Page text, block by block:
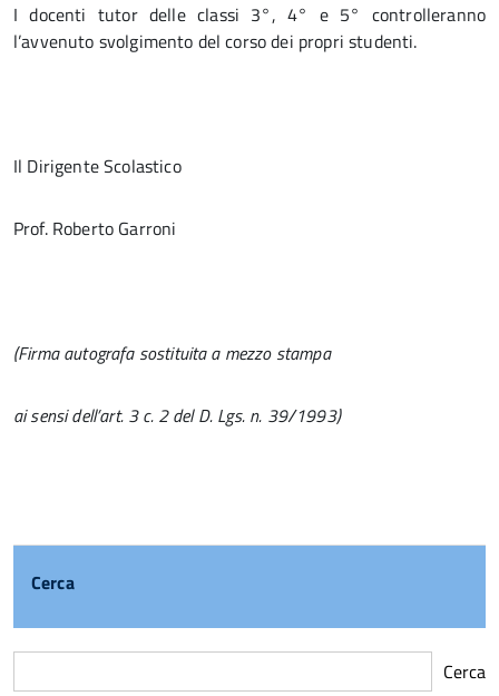
I docenti tutor delle classi 3°, 4° e 5° controlleranno
l’avvenuto svolgimento del corso dei propri studenti.
Il Dirigente Scolastico
Prof. Roberto Garroni
(Firma autografa sostituita a mezzo stampa
ai sensi dell’art. 3 c. 2 del D. Lgs. n. 39/1993)
Cerca
Cerca